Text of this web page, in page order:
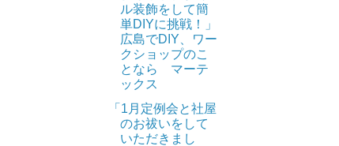
ル装飾をして簡
単DIYに挑戦！」
広島でDIY、ワー
クショップのこ
となら マーテ
ックス
「1月定例会と社屋
のお祓いをして
いただきまし